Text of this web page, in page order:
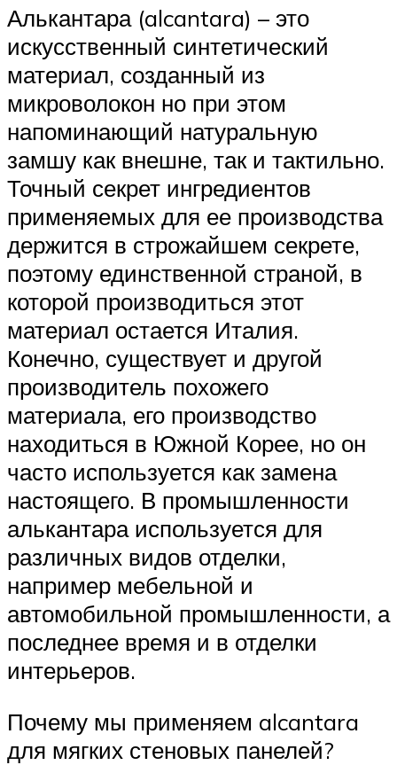
Алькантара (alcantara) – это
искусственный синтетический
материал, созданный из
микроволокон но при этом
напоминающий натуральную
замшу как внешне, так и тактильно.
Точный секрет ингредиентов
применяемых для ее производства
держится в строжайшем секрете,
поэтому единственной страной, в
которой производиться этот
материал остается Италия.
Конечно, существует и другой
производитель похожего
материала, его производство
находиться в Южной Корее, но он
часто используется как замена
настоящего. В промышленности
алькантара используется для
различных видов отделки,
например мебельной и
автомобильной промышленности, а
последнее время и в отделки
интерьеров.
Почему мы применяем alcantara
для мягких стеновых панелей?